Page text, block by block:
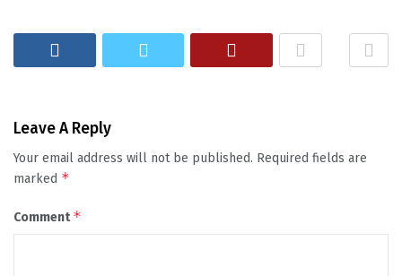
Leave A Reply
Your email address will not be published. Required fields are
marked *
Comment*